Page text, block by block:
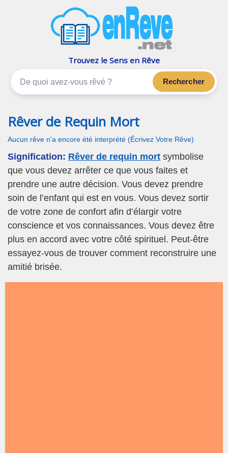
Les rêves, c'est plus que çaTrouvez le Sens en Rêve
Rechercher
Rêver de Requin Mort
Aucun rêve n'a encore été interprété (Écrivez Votre Rêve)
Signification: Rêver de requin mort symbolise
que vous devez arrêter ce que vous faites et
prendre une autre décision. Vous devez prendre
soin de l’enfant qui est en vous. Vous devez sortir
de votre zone de confort afin d’élargir votre
conscience et vos connaissances. Vous devez être
plus en accord avec votre côté spirituel. Peut-être
essayez-vous de trouver comment reconstruire une
amitié brisée.